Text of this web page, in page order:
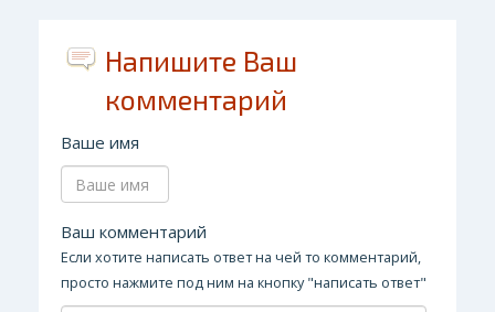
Напишите Ваш
комментарий
Ваше имя
Ваш комментарий
Если хотите написать ответ на чей то комментарий,
просто нажмите под ним на кнопку "написать ответ"